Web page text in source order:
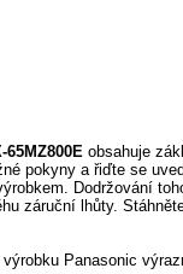
obsahuje
pokyny a řiďte se
Dodržování
záruční lhůty.
Panasonic